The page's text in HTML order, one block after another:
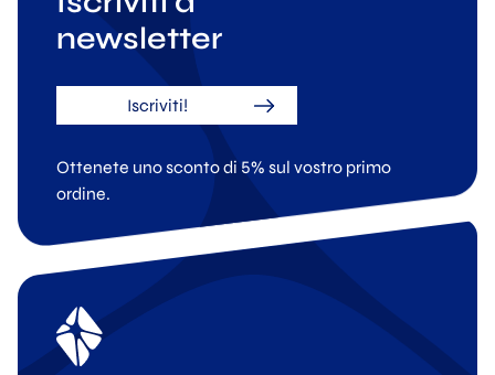
newsletter
Iscriviti!
Ottenete uno sconto di 5% sul vostro primo
ordine.